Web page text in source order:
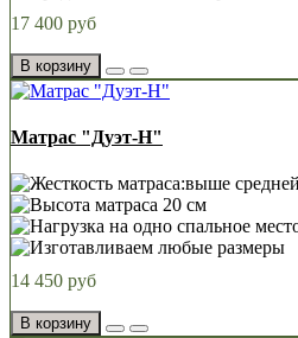
17 400 руб
В корзину
Матрас "Дуэт-Н"
14 450 руб
В корзину